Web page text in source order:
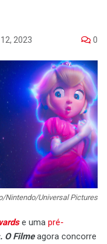
2023 0
Nintendo/Universal Pictures
e uma pré-
O Filmeagora concorre